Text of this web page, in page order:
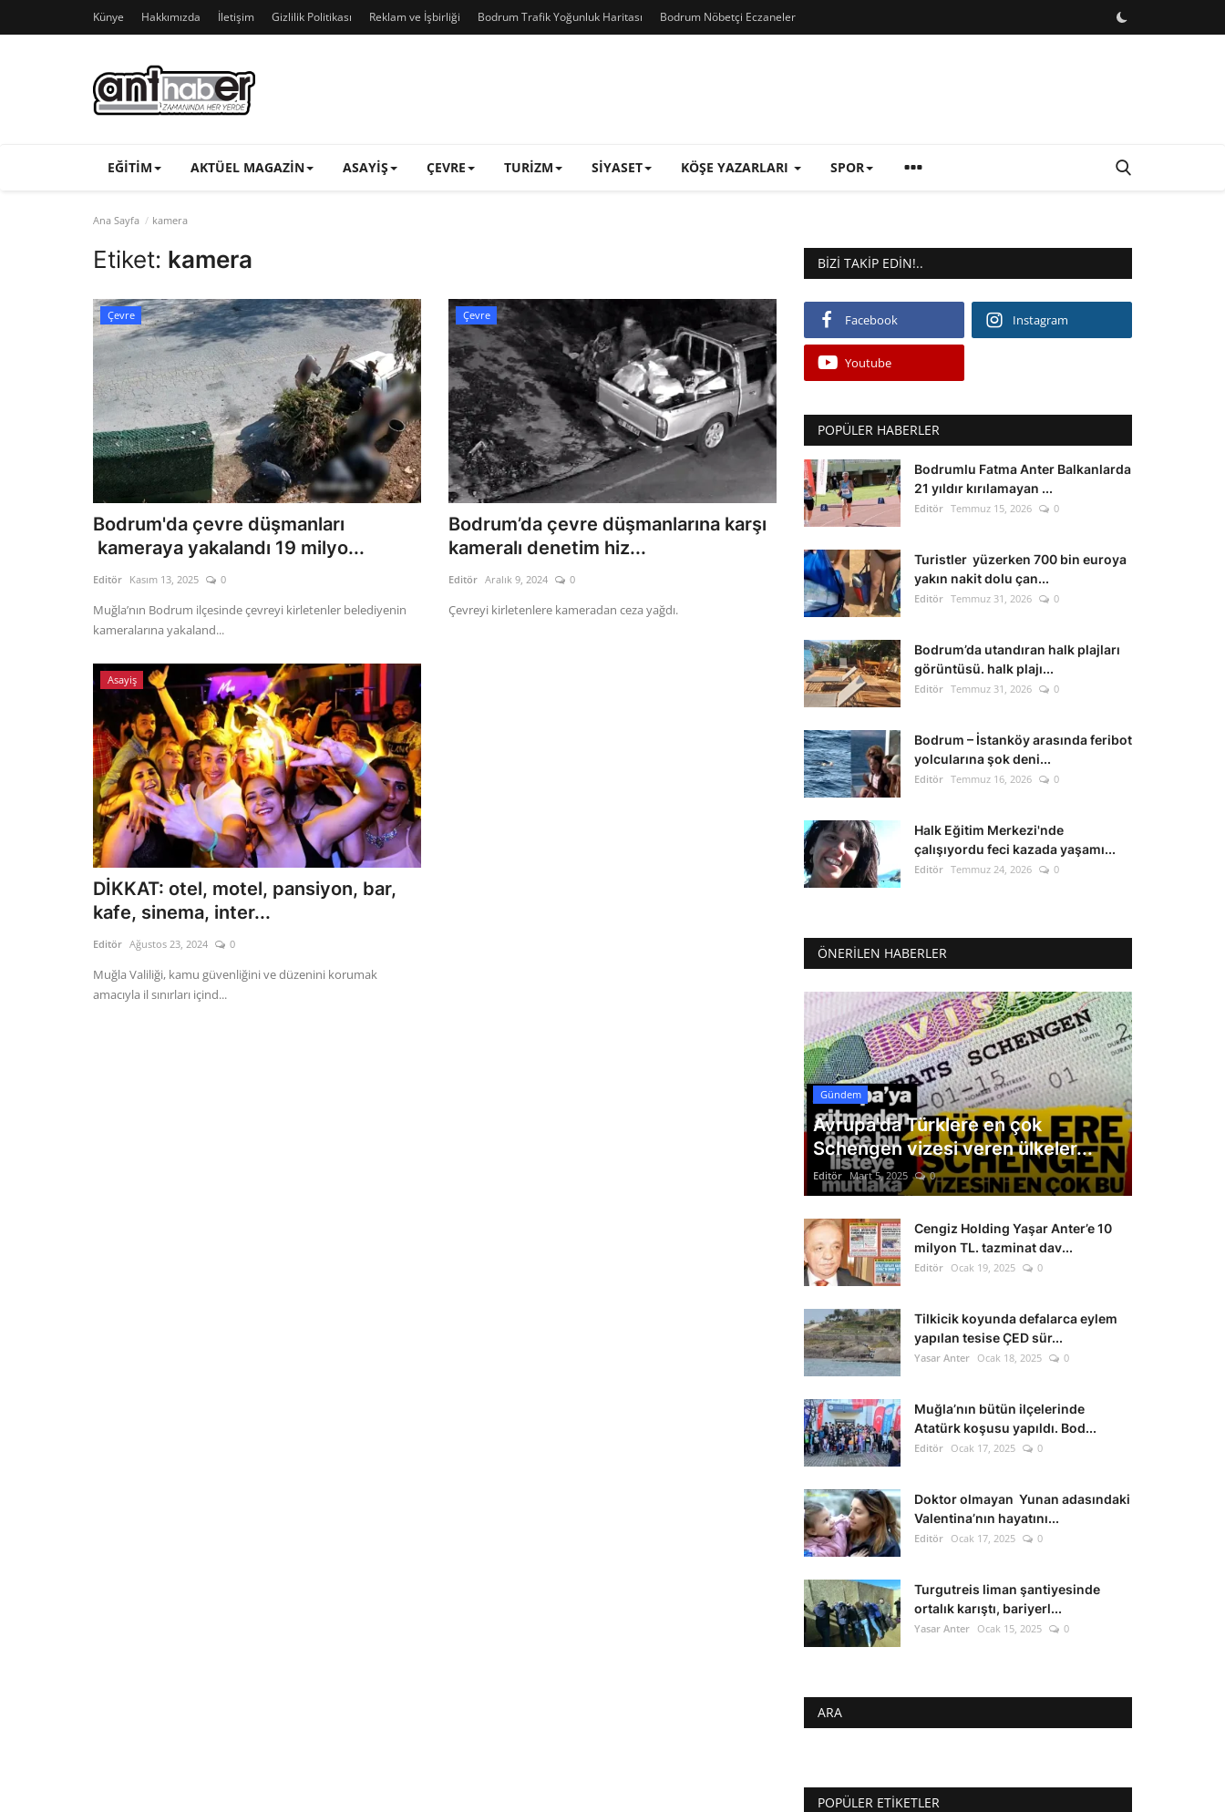
Künye Hakkımızda İletişim Gizlilik Politikası Reklam ve İşbirliği Bodrum Trafik Yoğunluk Haritası Bodrum Nöbetçi Eczaneler
EĞITIM AKTÜEL MAGAZIN ASAYIŞ ÇEVRE TURIZM SIYASET KÖŞE YAZARLARI SPOR
Ana Sayfa kamera
Etiket: kamera
Çevre
Bodrum'da çevre düşmanları
kameraya yakalandı 19 milyo...
Editör Kasım 13, 2025 0
Muğla’nın Bodrum ilçesinde çevreyi kirletenler belediyenin
kameralarına yakaland...
Çevre
Bodrum’da çevre düşmanlarına karşı
kameralı denetim hiz...
Editör Aralık 9, 2024 0
Çevreyi kirletenlere kameradan ceza yağdı.
Asayiş
DİKKAT: otel, motel, pansiyon, bar,
kafe, sinema, inter...
Editör Ağustos 23, 2024 0
Muğla Valiliği, kamu güvenliğini ve düzenini korumak
amacıyla il sınırları içind...
BIZI TAKIP EDIN!..
Facebook Instagram
Youtube
POPÜLER HABERLER
Bodrumlu Fatma Anter Balkanlarda
21 yıldır kırılamayan ...
Editör Temmuz 15, 2026 0
Turistler yüzerken 700 bin euroya
yakın nakit dolu çan...
Editör Temmuz 31, 2026 0
Bodrum’da utandıran halk plajları
görüntüsü. halk plajı...
Editör Temmuz 31, 2026 0
Bodrum – İstanköy arasında feribot
yolcularına şok deni...
Editör Temmuz 16, 2026 0
Halk Eğitim Merkezi'nde
çalışıyordu feci kazada yaşamı...
Editör Temmuz 24, 2026 0
ÖNERILEN HABERLER
Gündem
Avrupa'da Türklere en çok
Schengen vizesi veren ülkeler...
Editör Mart 5, 2025 0
Cengiz Holding Yaşar Anter’e 10
milyon TL. tazminat dav...
Editör Ocak 19, 2025 0
Tilkicik koyunda defalarca eylem
yapılan tesise ÇED sür...
Yasar Anter Ocak 18, 2025 0
Muğla’nın bütün ilçelerinde
Atatürk koşusu yapıldı. Bod...
Editör Ocak 17, 2025 0
Doktor olmayan Yunan adasındaki
Valentina’nın hayatını...
Editör Ocak 17, 2025 0
Turgutreis liman şantiyesinde
ortalık karıştı, bariyerl...
Yasar Anter Ocak 15, 2025 0
ARA
POPÜLER ETIKETLER